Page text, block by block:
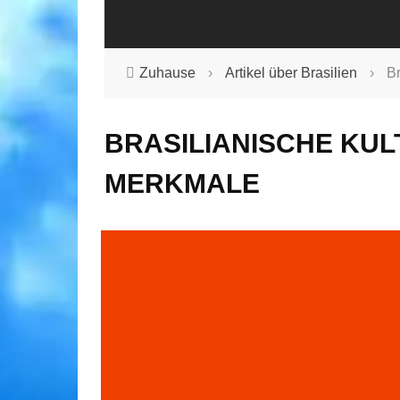
Zuhause › Artikel über Brasilien ›
BRASILIANISCHE
MERKMALE